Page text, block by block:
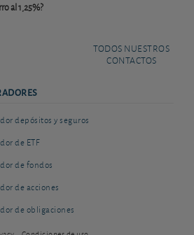
al 1,25%?
TODOS NUESTROS
CONTACTOS
depósitos y seguros
de ETF
de fondos
de acciones
de obligaciones